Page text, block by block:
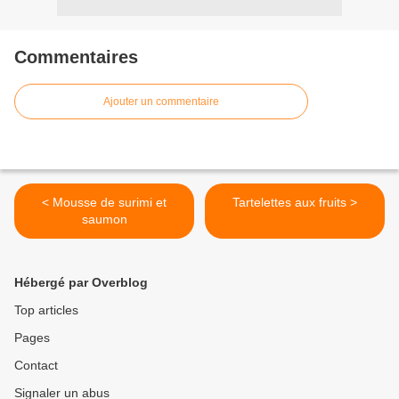
Commentaires
Ajouter un commentaire
< Mousse de surimi et
saumon
Tartelettes aux fruits >
Hébergé par Overblog
Top articles
Pages
Contact
Signaler un abus